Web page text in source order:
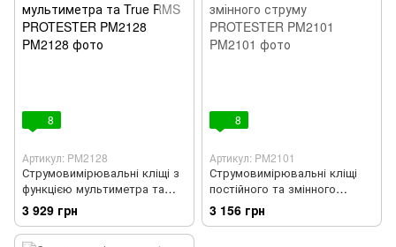
8
Артикул: PM2128
Струмовимірювальні кліщі з
функцією мультиметра та
True RMS PROTESTER
PM2128
3 929 грн
8
Артикул: PM2101
Струмовимірювальні кліщі
постійного та змінного
струму PROTESTER PM2101
3 156 грн